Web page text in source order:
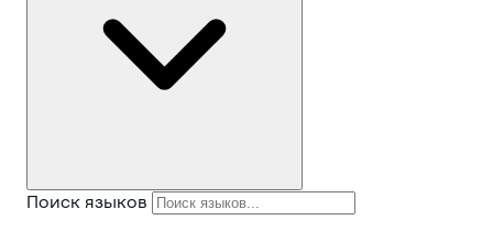
Поиск языков